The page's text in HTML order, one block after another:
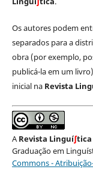
Os autores podem
separados para a
obra (por exemplo,
publicá-la em um
inicial na Revista
ARevista Linguí∫tica
Graduação em
Commons -